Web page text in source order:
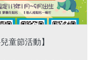
童節活動】